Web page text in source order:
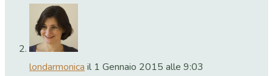
londarmonica il 1 Gennaio 2015 alle 9:03